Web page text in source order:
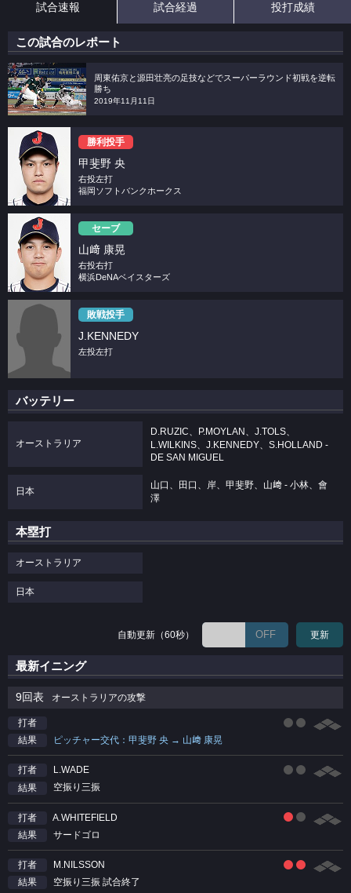
試合速報 試合経過 投打成績
この試合のレポート
周東佑京と源田壮亮の足技などでスーパーラウンド初戦を逆転
勝ち
2019年11月11日
勝利投手
甲斐野 央
右投左打
福岡ソフトバンクホークス
セーブ
山﨑 康晃
右投右打
横浜DeNAベイスターズ
敗戦投手
J.KENNEDY
左投左打
バッテリー
オーストラリア
D.RUZIC、P.MOYLAN、J.TOLS、
L.WILKINS、J.KENNEDY、S.HOLLAND -
DE SAN MIGUEL
日本
山口、田口、岸、甲斐野、山﨑 - 小林、會
澤
本塁打
オーストラリア
日本
自動更新（60秒） OFF 更新
最新イニング
9回表 オーストラリアの攻撃
打者
結果
ピッチャー交代：甲斐野 央 → 山﨑 康晃
打者
L.WADE
結果
空振り三振
打者
A.WHITEFIELD
結果
サードゴロ
打者
M.NILSSON
結果
空振り三振 試合終了